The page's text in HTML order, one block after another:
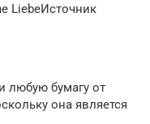
LiebeИсточник
любую бумагу от
она является